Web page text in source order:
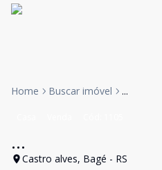
Home Buscar imóvel ...
...
Castro alves, Bagé - RS